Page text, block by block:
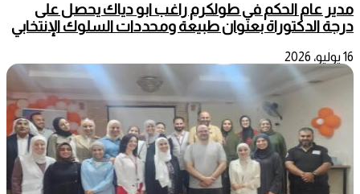
مدير عام الحكم في طولكرم راغب ابو دياك يحصل على
درجة الدكتوراة بعنوان طبيعة ومحددات السلوك الإنتخابي
16 يوليو، 2026